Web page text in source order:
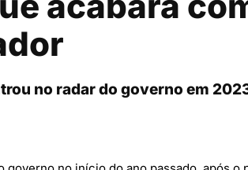
no radar do governo em